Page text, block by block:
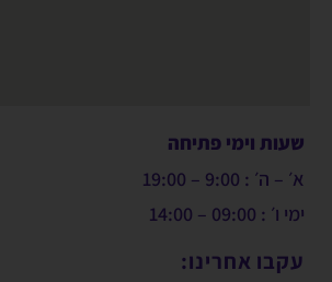
שעות וימי פתיחה
א׳ – ה׳ : 9:00 – 19:00
ימי ו׳ : 09:00 – 14:00
עקבו אחרינו: